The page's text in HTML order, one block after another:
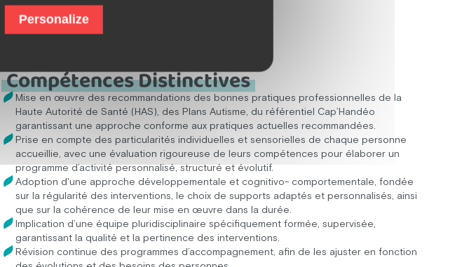
Compétences Distinctives
Mise en œuvre des recommandations des bonnes pratiques professionnelles de la
Haute Autorité de Santé (HAS), des Plans Autisme, du référentiel Cap’Handéo
garantissant une approche conforme aux pratiques actuelles recommandées.
Prise en compte des particularités individuelles et sensorielles de chaque personne
accueillie, avec une évaluation rigoureuse de leurs compétences pour élaborer un
programme d’activité personnalisé, structuré et évolutif.
Adoption d'une approche développementale et cognitivo- comportementale, fondée
sur la régularité des interventions, le choix de supports adaptés et personnalisés, ainsi
que sur la cohérence de leur mise en œuvre dans la durée.
Implication d’une équipe pluridisciplinaire spécifiquement formée, supervisée,
garantissant la qualité et la pertinence des interventions.
Révision continue des programmes d’accompagnement, afin de les ajuster en fonction
Personalize